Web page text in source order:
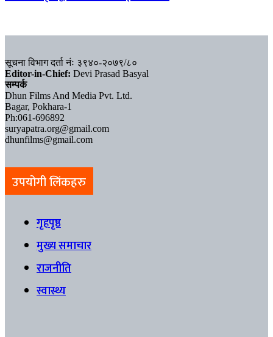
सूचना विभाग दर्ता नंः ३९४०-२०७९/८०
Editor-in-Chief: Devi Prasad Basyal
सम्पर्क
Dhun Films And Media Pvt. Ltd.
Bagar, Pokhara-1
Ph:061-696892
suryapatra.org@gmail.com
dhunfilms@gmail.com
उपयोगी लिंकहरु
गृहपृष्ठ
मुख्य समाचार
राजनीति
स्वास्थ्य